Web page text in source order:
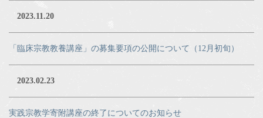
2023.11.20
「臨床宗教教養講座」の募集要項の公開について（12月初旬）
2023.02.23
実践宗教学寄附講座の終了についてのお知らせ